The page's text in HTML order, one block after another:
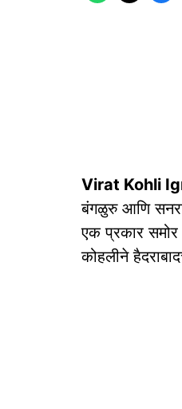
Virat Kohli
बंगळुरु आणि
एक प्रकार समोर
कोहलीने